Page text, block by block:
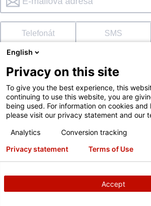
Telefonát SMS
Není k dispozici?
English
Privacy on this site
To give you the best experience, this
continuing to use this website, you are
being used. For information on cookies and
please visit our privacy statement and our
Analytics
Conversion tracking
Accept
Privacy statement Terms of Use